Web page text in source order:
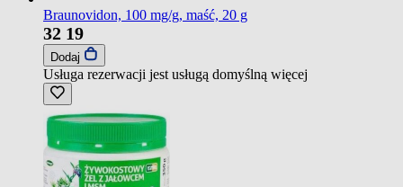
Braunovidon, 100 mg/g, maść, 20 g
32 19
Dodaj
Usługa rezerwacji jest usługą domyślną więcej